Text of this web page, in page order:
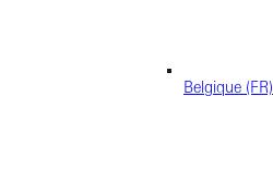
Belgique (FR)